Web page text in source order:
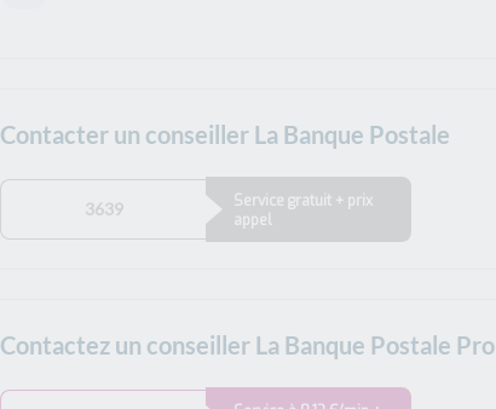
Contacter un conseiller La Banque Postale
3639
Service gratuit + prix
appel
Contactez un conseiller La Banque Postale Pro